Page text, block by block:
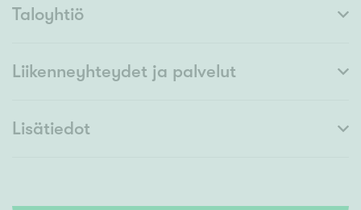
Taloyhtiö
Liikenneyhteydet ja palvelut
Lisätiedot